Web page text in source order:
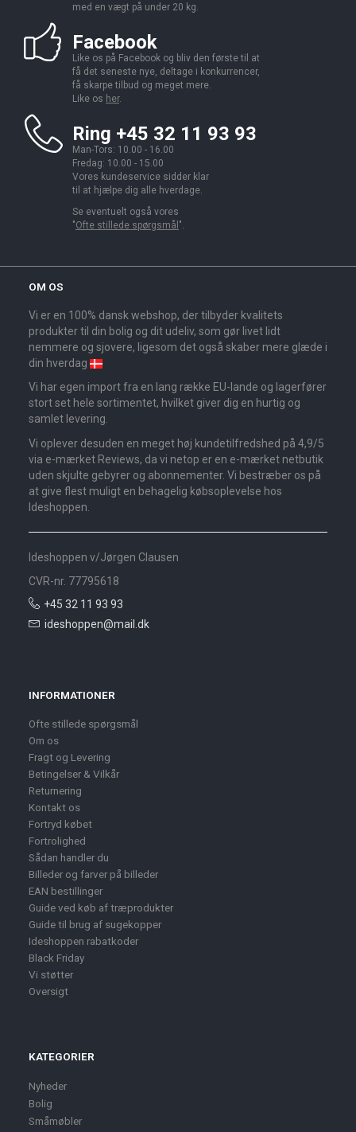
med en vægt på under 20 kg.
Facebook
Like os på Facebook og bliv den første til at
få det seneste nye, deltage i konkurrencer,
få skarpe tilbud og meget mere.
Like os her.
Ring +45 32 11 93 93
Man-Tors: 10.00 - 16.00
Fredag: 10.00 - 15.00
Vores kundeservice sidder klar
til at hjælpe dig alle hverdage.
Se eventuelt også vores
"Ofte stillede spørgsmål ".
OM OS
Vi er en 100% dansk webshop, der tilbyder kvalitets
produkter til din bolig og dit udeliv, som gør livet lidt
nemmere og sjovere, ligesom det også skaber mere glæde i
din hverdag
Vi har egen import fra en lang række EU-lande og lagerfører
stort set hele sortimentet, hvilket giver dig en hurtig og
samlet levering.
Vi oplever desuden en meget høj kundetilfredshed på 4,9/5
via e-mærket Reviews, da vi netop er en e-mærket netbutik
uden skjulte gebyrer og abonnementer. Vi bestræber os på
at give flest muligt en behagelig købsoplevelse hos
Ideshoppen.
Ideshoppen v/Jørgen Clausen
CVR-nr. 77795618
+45 32 11 93 93
ideshoppen@mail.dk
INFORMATIONER
Ofte stillede spørgsmål
Om os
Fragt og Levering
Betingelser & Vilkår
Returnering
Kontakt os
Fortryd købet
Fortrolighed
Sådan handler du
Billeder og farver på billeder
EAN bestillinger
Guide ved køb af træprodukter
Guide til brug af sugekopper
Ideshoppen rabatkoder
Black Friday
Vi støtter
Oversigt
KATEGORIER
Nyheder
Bolig
Småmøbler